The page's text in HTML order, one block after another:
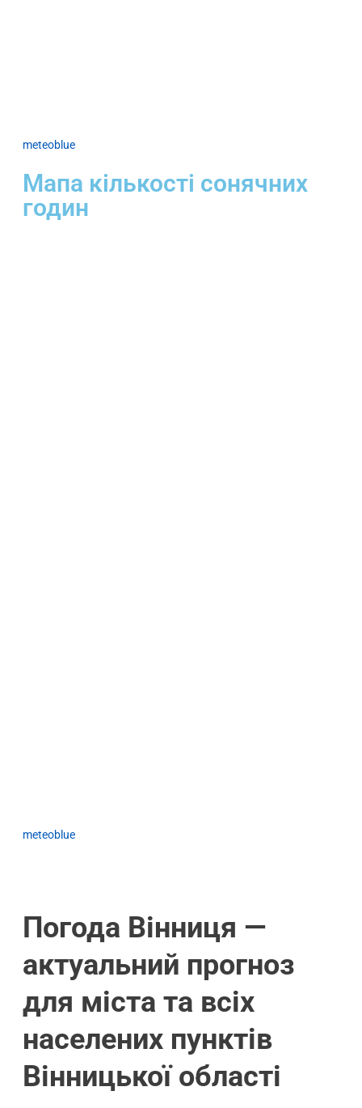
meteoblue
Мапа кількості сонячних
годин
meteoblue
Погода Вінниця —
актуальний прогноз
для міста та всіх
населених пунктів
Вінницької області